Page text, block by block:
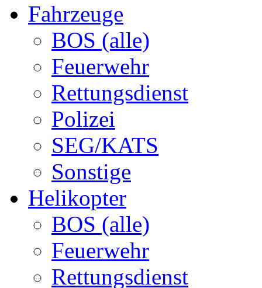
Fahrzeuge
BOS (alle)
Feuerwehr
Rettungsdienst
Polizei
SEG/KATS
Sonstige
Helikopter
BOS (alle)
Feuerwehr
Rettungsdienst